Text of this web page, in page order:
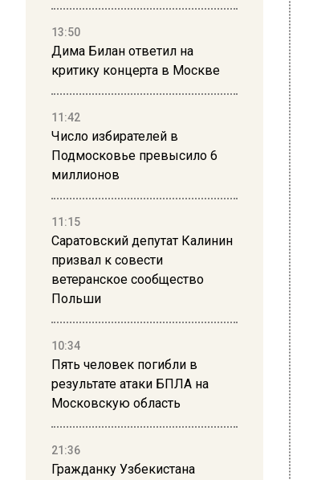
13:50
Дима Билан ответил на
критику концерта в Москве
11:42
Число избирателей в
Подмосковье превысило 6
миллионов
11:15
Саратовский депутат Калинин
призвал к совести
ветеранское сообщество
Польши
10:34
Пять человек погибли в
результате атаки БПЛА на
Московскую область
21:36
Гражданку Узбекистана